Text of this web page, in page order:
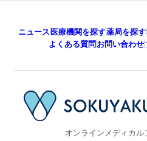
ニュース医療機関を探す薬局を探す
よくある質問お問い合わせ
オンラインメディカ